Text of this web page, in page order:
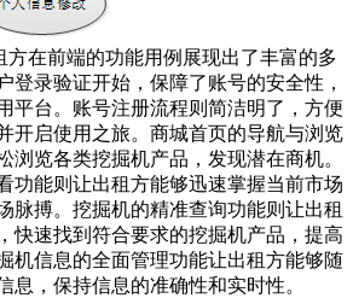
在前端的功能用例展现出了丰富的多
登录验证开始，保障了账号的安全性，
平台。账号注册流程则简洁明了，方便
开启使用之旅。商城首页的导航与浏览
浏览各类挖掘机产品，发现潜在商机。
功能则让出租方能够迅速掌握当前市场
脉搏。挖掘机的精准查询功能则让出租
快速找到符合要求的挖掘机产品，提高
机信息的全面管理功能让出租方能够随
息，保持信息的准确性和实时性。